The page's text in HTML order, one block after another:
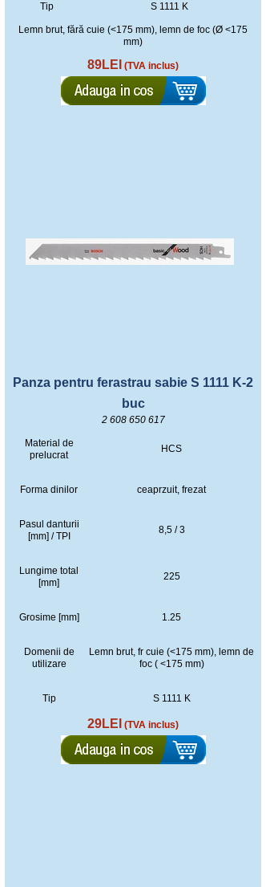
Tip
S 1111 K
Lemn brut, fără cuie (<175 mm), lemn de foc (Ø <175
mm)
89LEI (TVA inclus)
Panza pentru ferastrau sabie S 1111 K-2
buc
2 608 650 617
Material de
prelucrat
HCS
Forma dinilor ceaprzuit, frezat
Pasul danturii
[mm] / TPI
8,5 / 3
Lungime total
[mm]
225
Grosime [mm] 1.25
Domenii de
utilizare
Lemn brut, fr cuie (<175 mm), lemn de
foc ( <175 mm)
Tip S 1111 K
29LEI (TVA inclus)